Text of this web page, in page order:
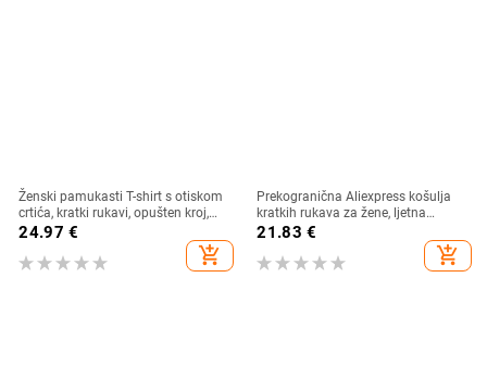
Ženski pamukasti T-shirt s otiskom
crtića, kratki rukavi, opušten kroj,
srednja duljina
24.97 €
add_shopping_cart
Prekogranična Aliexpress košulja
kratkih rukava za žene, ljetna
lagana, čista boja, svestrana,
21.83 €
add_shopping_cart